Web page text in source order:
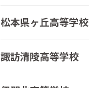
松本県ヶ丘高等学校
諏訪清陵高等学校